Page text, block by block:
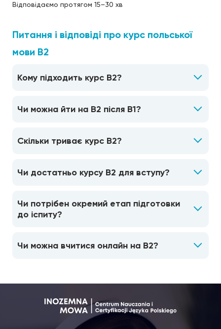
Відповідаємо протягом 15–30 хв
Питання і відповіді про курс польської
мови B2
Кому підходить курс B2?
Чи можна йти на B2 після B1?
Скільки триває курс B2?
Чи достатньо курсу B2 для вступу?
Чи потрібен окремий етап підготовки
до іспиту?
Чи можна вчитися онлайн на B2?